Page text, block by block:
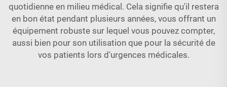
quotidienne en milieu médical. Cela signifie qu'il restera
en bon état pendant plusieurs années, vous offrant un
équipement robuste sur lequel vous pouvez compter,
aussi bien pour son utilisation que pour la sécurité de
vos patients lors d'urgences médicales.